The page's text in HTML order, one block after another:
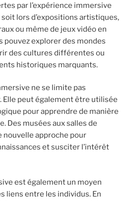
par l’expérience immersive
lors d’expositions artistiques,
ou même de jeux vidéo en
pouvez explorer des mondes
des cultures différentes ou
historiques marquants.
ne se limite pas
Elle peut également être utilisée
pour apprendre de manière
Des musées aux salles de
nouvelle approche pour
et susciter l’intérêt
est également un moyen
liens entre les individus. En